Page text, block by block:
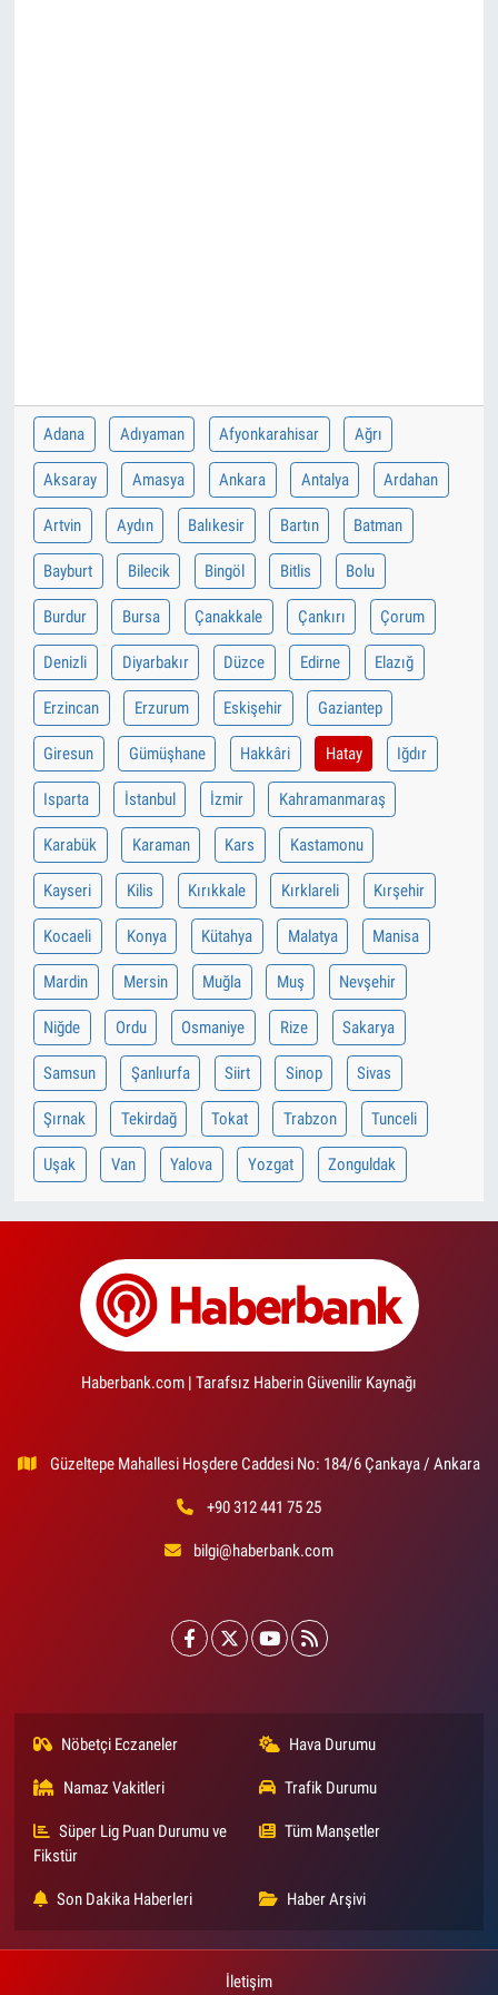
Adana Adıyaman Afyonkarahisar Ağrı
Aksaray Amasya Ankara Antalya Ardahan
Artvin Aydın Balıkesir Bartın Batman
Bayburt Bilecik Bingöl Bitlis Bolu
Burdur Bursa Çanakkale Çankırı Çorum
Denizli Diyarbakır Düzce Edirne Elazığ
Erzincan Erzurum Eskişehir Gaziantep
Giresun Gümüşhane Hakkâri Hatay Iğdır
Isparta İstanbul İzmir Kahramanmaraş
Karabük Karaman Kars Kastamonu
Kayseri Kilis Kırıkkale Kırklareli Kırşehir
Kocaeli Konya Kütahya Malatya Manisa
Mardin Mersin Muğla Muş Nevşehir
Niğde Ordu Osmaniye Rize Sakarya
Samsun Şanlıurfa Siirt Sinop Sivas
Şırnak Tekirdağ Tokat Trabzon Tunceli
Uşak Van Yalova Yozgat Zonguldak
Haberbank.com | Tarafsız Haberin Güvenilir Kaynağı
Güzeltepe Mahallesi Hoşdere Caddesi No: 184/6 Çankaya / Ankara
+90 312 441 75 25
bilgi@haberbank.com
Nöbetçi Eczaneler Hava Durumu
Namaz Vakitleri Trafik Durumu
Süper Lig Puan Durumu ve
Fikstür
Tüm Manşetler
Son Dakika Haberleri Haber Arşivi
İletişim